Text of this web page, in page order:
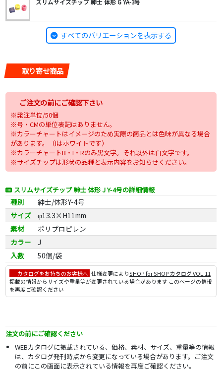
スリムサイズチップ 紳士 体形 G YA-3号
すべてのバリエーションを表示する
取り寄せ商品
ご注文の前にご確認下さい
※発注単位/50個
※号・CMの単位表記はありません。
※カラーチャートはイメージのため実際の商品とは色味が異なる場合
があります。（Iはホワイトです）
※カラーチャートB・I・Rのみ黒文字。それ以外は白文字です。
※サイズチップは形状の品種と表示内容をお知らせください。
スリムサイズチップ 紳士 体形 J Y-4号の詳細情報
種別
紳士/体形Y-4号
サイズ
φ13.3×H11mm
素材
ポリプロピレン
カラー
J
入数
50個/袋
カタログをお持ちのお客様へ 仕様変更によりSHOP for SHOP カタログ VOL.11
掲載の情報からサイズや重量等が変更されている場合があります このページの情報
を再度ご確認ください
注文の前にご確認ください
WEBカタログに掲載されている、価格、素材、サイズ、重量等の情報
は、カタログ発刊時点から変更になっている場合があります。ご注文
の前にこの画面に表示されている情報を再度ご確認ください。